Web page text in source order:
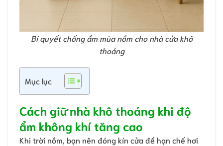
Bí quyết chống ẩm mùa nồm cho nhà cửa khô
thoáng
Mục lục
Cách giữ nhà khô thoáng khi độ
ẩm không khí tăng cao
Khi trời nồm, bạn nên đóng kín cửa để hạn chế hơi